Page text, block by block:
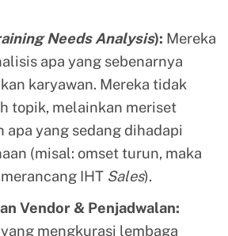
Needs Analysis): Mereka
apa yang sebenarnya
karyawan. Mereka tidak
topik, melainkan meriset
apa yang sedang dihadapi
(misal: omset turun, maka
IHT Sales).
Vendor & Penjadwalan:
mengkurasi lembaga